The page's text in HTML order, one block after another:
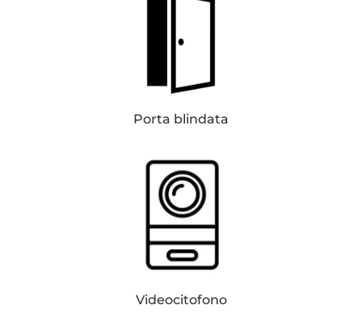
Porta blindata
Videocitofono